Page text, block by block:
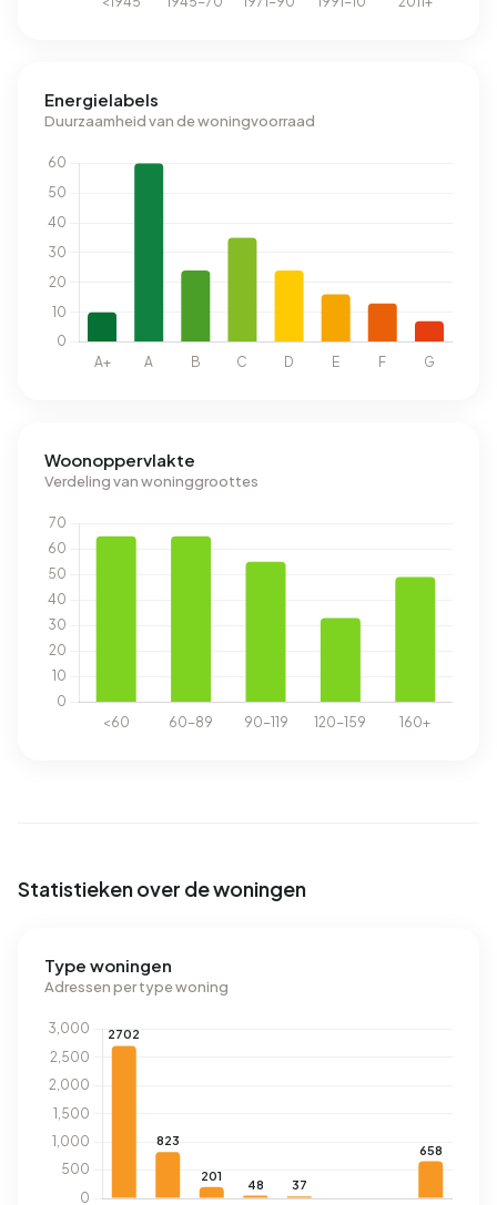
Energielabels
Duurzaamheid van de woningvoorraad
Woonoppervlakte
Verdeling van woninggroottes
Statistieken over de woningen
Type woningen
Adressen per type woning